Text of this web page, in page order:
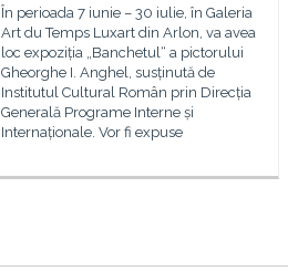
În perioada 7 iunie – 30 iulie, în Galeria
Art du Temps Luxart din Arlon, va avea
loc expoziția „Banchetul“ a pictorului
Gheorghe I. Anghel, susținută de
Institutul Cultural Român prin Direcția
Generală Programe Interne și
Internaționale. Vor fi expuse